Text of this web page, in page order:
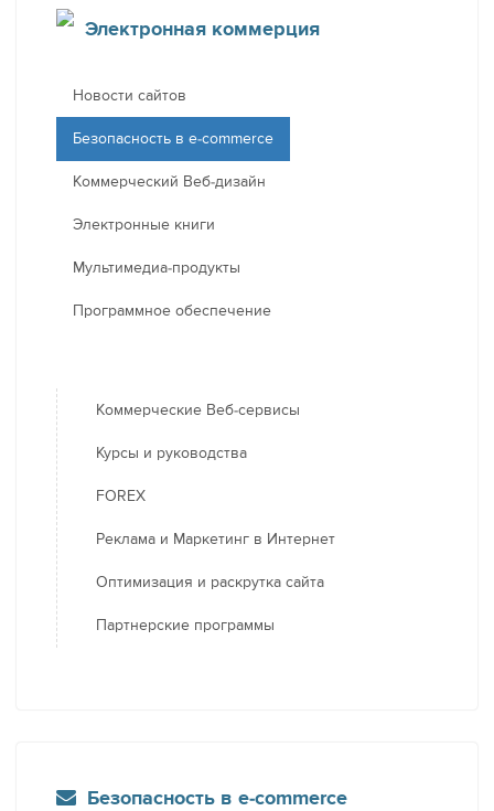
Электронная коммерция
Новости сайтов
Безопасность в e-commerce
Коммерческий Веб-дизайн
Электронные книги
Мультимедиа-продукты
Программное обеспечение
Коммерческие Веб-сервисы
Курсы и руководства
FOREX
Реклама и Маркетинг в Интернет
Оптимизация и раскрутка сайта
Партнерские программы
Безопасность в e-commerce